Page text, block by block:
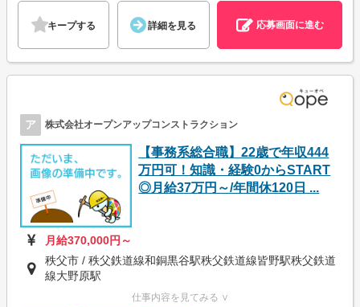
キープする 詳細を見る 応募画面に進む
ア 株式会社オープンアップコンストラクション
【事務系総合職】22歳で年収444
万円可！知識・経験0からSTART
◎月給37万円～/年間休120日 ...
月給370,000円～
秩父市 / 秩父鉄道線和銅黒谷駅秩父鉄道線皆野駅秩父鉄道
線大野原駅
仕事内容を見てみる ∨